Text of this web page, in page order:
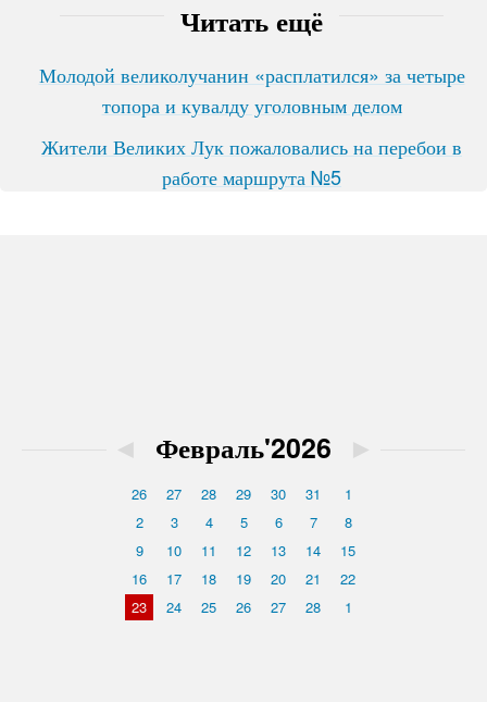
Читать ещё
Молодой великолучанин «расплатился» за четыре
топора и кувалду уголовным делом
Жители Великих Лук пожаловались на перебои в
работе маршрута №5
◄ Февраль'2026 ►
26 27 28 29 30 31
1
2
3 4 5 6 7
8
9
10 11 12 13 14
15
16
17 18 19 20 21
22
23
24 25 26 27 28 1